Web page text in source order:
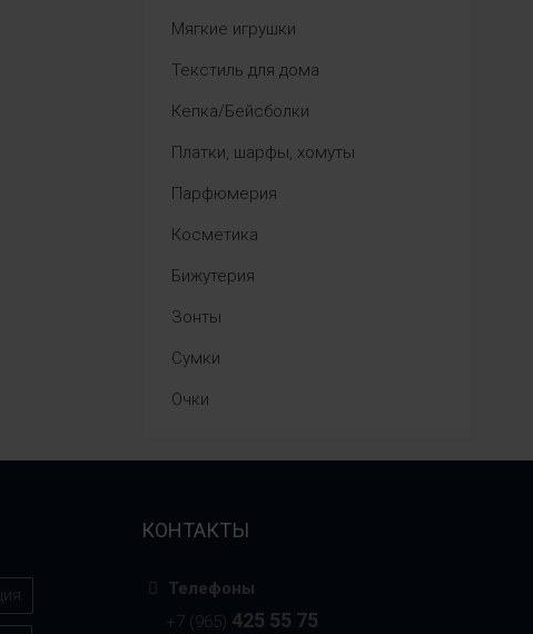
Мягкие игрушки
Текстиль для дома
Кепка/Бейсболки
Платки, шарфы, хомуты
Парфюмерия
Косметика
Бижутерия
Зонты
Сумки
Очки
КОНТАКТЫ
Телефоны
+7 (965) 425 55 75